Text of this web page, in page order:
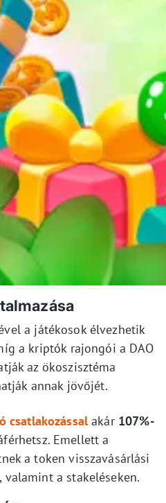
a játékosok élvezhetik
a kriptók rajongói a DAO
az ökoszisztéma
annak jövőjét.
csatlakozássalakár 107%-
Emellett a
a token visszavásárlási
valamint a stakeléseken.